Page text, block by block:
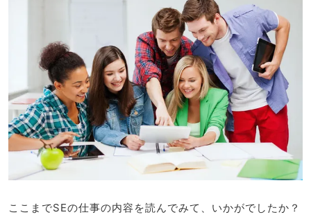
ここまでSEの仕事の内容を読んでみて、いかがでしたか？